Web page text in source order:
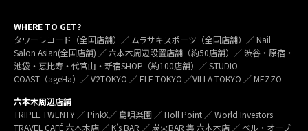
WHERE TO GET?
タワーレコード（全国店舗）／ ムラサキスポーツ（全国店舗）／ Nail
Salon Asian(全国店舗) ／ 六本木周辺設置店舗（約50店舗）／ 渋谷・原宿・
池袋・恵比寿・代官山・新宿SHOP（約100店舗）／ STUDIO
COAST（ageHa）／ V2TOKYO ／ ELE TOKYO ／VILLA TOKYO ／ MEZZO
六本木周辺店舗
TRIPLE TWENTY ／ PinkX／ 島唄楽園 ／ Holl Point ／ World Investors
TRAVEL CAFÉ 六本木店 ／ K’s BAR ／ 炭火BAR 集 六本木店 ／ ベル・オーブ